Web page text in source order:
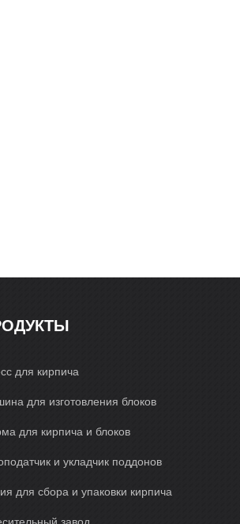
для кирпича
для изготовления блоков
для кирпича и блоков
и укладчик поддонов
для сбора и упаковки кирпича
завод